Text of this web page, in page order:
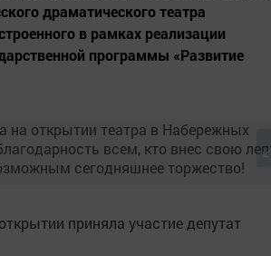
драматического театра
в рамках реализации
программы «Развитие
приняла участие депутат